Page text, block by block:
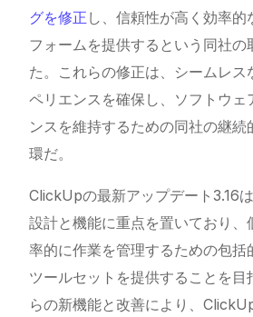
グを修正 し、信頼性が高く効率的
フォームを提供するという同社の
た。これらの修正は、シームレス
ペリエンスを確保し、ソフトウェ
ンスを維持するための同社の継続
環だ。
ClickUpの最新アップデート3.16
設計と機能に重点を置いており、
率的に作業を管理するための包括
ツールセットを提供することを目
らの新機能と改善により、